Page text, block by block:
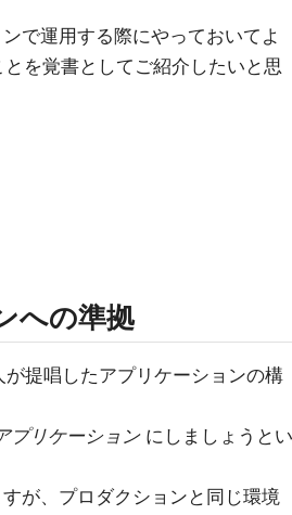
で運用する際にやっておいてよ
を覚書としてご紹介したいと思
への準拠
提唱したアプリケーションの構
プリケーションにしましょうとい
が、プロダクションと同じ環境